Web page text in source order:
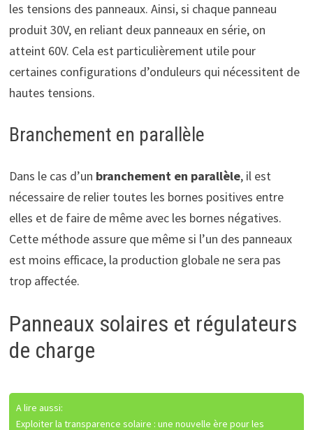
les tensions des panneaux. Ainsi, si chaque panneau
produit 30V, en reliant deux panneaux en série, on
atteint 60V. Cela est particulièrement utile pour
certaines configurations d’onduleurs qui nécessitent de
hautes tensions.
Branchement en parallèle
Dans le cas d’un branchement en parallèle, il est
nécessaire de relier toutes les bornes positives entre
elles et de faire de même avec les bornes négatives.
Cette méthode assure que même si l’un des panneaux
est moins efficace, la production globale ne sera pas
trop affectée.
Panneaux solaires et régulateurs
de charge
A lire aussi:
Exploiter la transparence solaire : une nouvelle ère pour les